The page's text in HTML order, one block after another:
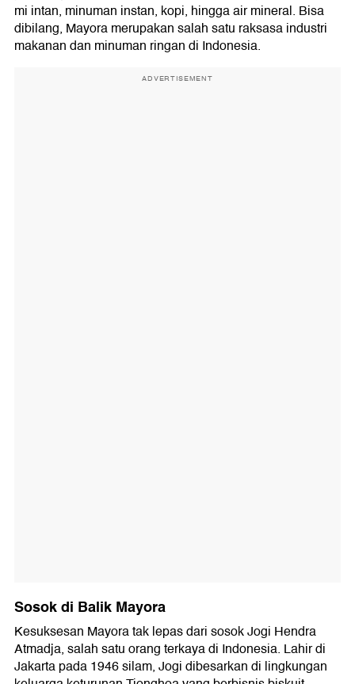
mi intan, minuman instan, kopi, hingga air mineral. Bisa
dibilang, Mayora merupakan salah satu raksasa industri
makanan dan minuman ringan di Indonesia.
ADVERTISEMENT
Sosok di Balik Mayora
Kesuksesan Mayora tak lepas dari sosok Jogi Hendra
Atmadja, salah satu orang terkaya di Indonesia. Lahir di
Jakarta pada 1946 silam, Jogi dibesarkan di lingkungan